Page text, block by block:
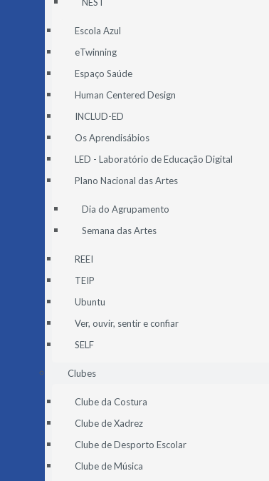
Escola Azul
eTwinning
Espaço Saúde
Human Centered Design
INCLUD-ED
Os Aprendisábios
LED - Laboratório de Educação Digital
Plano Nacional das Artes
Dia do Agrupamento
Semana das Artes
REEI
TEIP
Ubuntu
Ver, ouvir, sentir e confiar
SELF
Clubes
Clube da Costura
Clube de Xadrez
Clube de Desporto Escolar
Clube de Música